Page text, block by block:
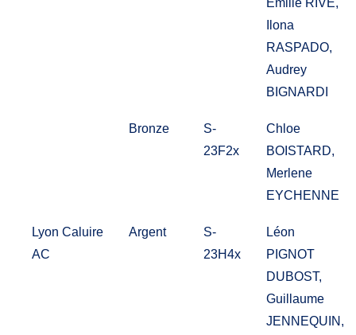
Ilona
RASPADO,
Audrey
BIGNARDI
Bronze
S-
23F2x
Chloe
BOISTARD,
Merlene
EYCHENNE
Lyon Caluire
AC
Argent
S-
23H4x
Léon
PIGNOT
DUBOST,
Guillaume
JENNEQUIN,